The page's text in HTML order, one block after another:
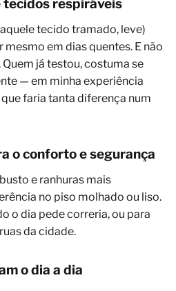
tecidos respiráveis
tecido tramado, leve)
em dias quentes. E não
já testou, costuma se
— em minha experiência
faria tanta diferença num
o conforto e segurança
e ranhuras mais
no piso molhado ou liso.
o dia pede correria, ou para
da cidade.
o dia a dia